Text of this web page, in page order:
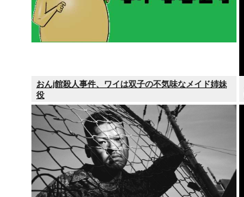
おんj館殺人事件、ワイは双子の不気味なメイド姉妹
役